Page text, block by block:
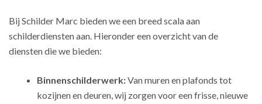
Bij Schilder Marc bieden we een breed scala aan
schilderdiensten aan. Hieronder een overzicht van de
diensten die we bieden:
Binnenschilderwerk:Van muren en plafonds tot
kozijnen en deuren, wij zorgen voor een frisse, nieuwe